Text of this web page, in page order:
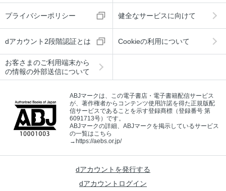
プライバシーポリシー 健全なサービスに向けて
dアカウント2段階認証とは Cookieの利用について
お客さまのご利用端末から
の情報の外部送信について
ABJマークは、この電子書店・電子書籍配信サービス
が、著作権者からコンテンツ使用許諾を得た正規版配
信サービスであることを示す登録商標（登録番号 第
6091713号）です。
ABJマークの詳細、ABJマークを掲示しているサービス
の一覧はこちら
→https://aebs.or.jp/
dアカウントを発行する
dアカウントログイン